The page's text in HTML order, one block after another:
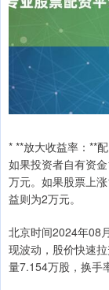
* **放大收益率：**
如果投资者自有资
万元。如果股票上
益则为2万元。
北京时间2024年08
现波动，股价快速
量7.154万股，换手